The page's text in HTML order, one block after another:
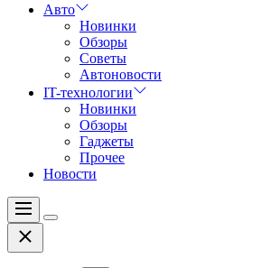
Авто
Новинки
Обзоры
Советы
Автоновости
IT-технологии
Новинки
Обзоры
Гаджеты
Прочее
Новости
Меню
Цвет
Закрыть